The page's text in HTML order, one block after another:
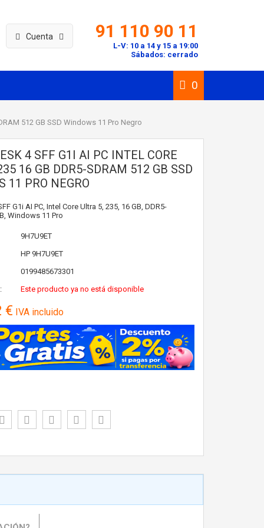
Cuenta 91 110 90 11
L-V: 10 a 14 y 15 a 19:00
Sábados: cerrado
0
512 GB SSD Windows 11 Pro Negro
4 SFF G1I AI PC INTEL CORE
16 GB DDR5-SDRAM 512 GB SSD
11 PRO NEGRO
G1i AI PC, Intel Core Ultra 5, 235, 16 GB, DDR5-
Windows 11 Pro
9H7U9ET
HP 9H7U9ET
0199485673301
Este producto ya no está disponible
€ IVA incluido